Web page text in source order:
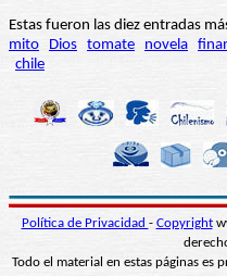
Estas fueron las diez entradas
mito
Dios tomate novela
chile
Política de Privacidad - Copyright
Todo el material en estas páginas es